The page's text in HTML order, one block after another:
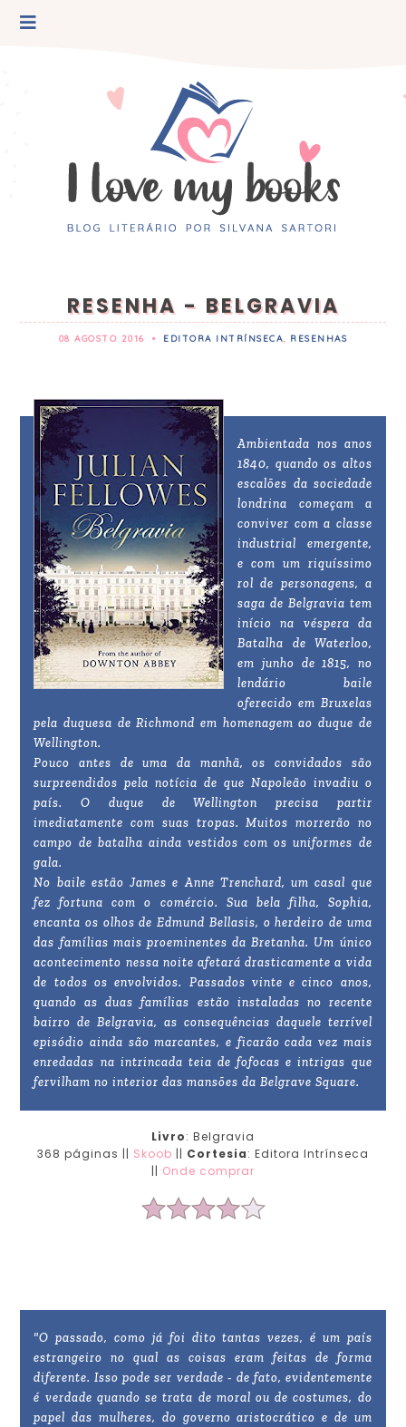
RESENHA - BELGRAVIA
08 AGOSTO 2016 • EDITORA INTRÍNSECA, RESENHAS
Ambientada nos anos
1840, quando os altos
escalões da sociedade
londrina começam a
conviver com a classe
industrial emergente,
e com um riquíssimo
rol de personagens, a
saga de Belgravia tem
início na véspera da
Batalha de Waterloo,
em junho de 1815, no
lendário baile
oferecido em Bruxelas
pela duquesa de Richmond em homenagem ao duque de
Wellington.
Pouco antes de uma da manhã, os convidados são
surpreendidos pela notícia de que Napoleão invadiu o
país. O duque de Wellington precisa partir
imediatamente com suas tropas. Muitos morrerão no
campo de batalha ainda vestidos com os uniformes de
gala.
No baile estão James e Anne Trenchard, um casal que
fez fortuna com o comércio. Sua bela filha, Sophia,
encanta os olhos de Edmund Bellasis, o herdeiro de uma
das famílias mais proeminentes da Bretanha. Um único
acontecimento nessa noite afetará drasticamente a vida
de todos os envolvidos. Passados vinte e cinco anos,
quando as duas famílias estão instaladas no recente
bairro de Belgravia, as consequências daquele terrível
episódio ainda são marcantes, e ficarão cada vez mais
enredadas na intrincada teia de fofocas e intrigas que
fervilham no interior das mansões da Belgrave Square.
Livro: Belgravia
368 páginas || Skoob || Cortesia: Editora Intrínseca
|| Onde comprar
"O passado, como já foi dito tantas vezes, é um país
estrangeiro no qual as coisas eram feitas de forma
diferente. Isso pode ser verdade - de fato, evidentemente
é verdade quando se trata de moral ou de costumes, do
papel das mulheres, do governo aristocrático e de um